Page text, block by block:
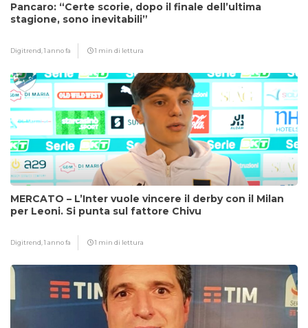
Pancaro: “Certe scorie, dopo il finale dell’ultima
stagione, sono inevitabili”
Digitrend,1 anno fa 1 min di lettura
MERCATO – L’Inter vuole vincere il derby con il Milan
per Leoni. Si punta sul fattore Chivu
Digitrend,1 anno fa 1 min di lettura